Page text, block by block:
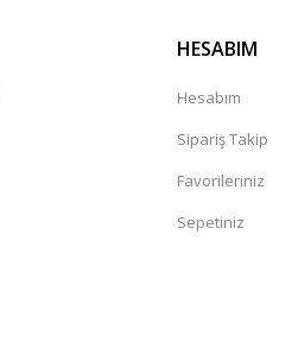
HESABIM
Hesabım
Sipariş Takip
Favorileriniz
Sepetiniz